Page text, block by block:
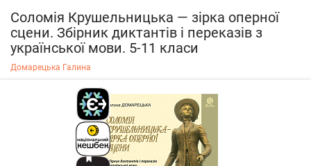
Соломія Крушельницька — зірка оперної
сцени. Збірник диктантів і переказів з
української мови. 5-11 класи
Домарецька Галина